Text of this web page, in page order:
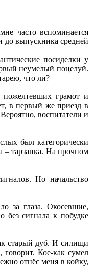
часто вспоминается
до выпускника средней
посиделки у
неумелый поцелуй.
что ли?
пожелтевших грамот и
в первый же приезд в
воспитатели и
был категорически
– тарзанка. На прочном
Но начальство
за глаза. Окосевшие,
без сигнала к побудке
старый дуб. И силищи
Кое-как сумел
отнёс меня в койку,